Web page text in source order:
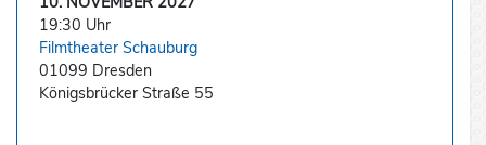
19:30 Uhr
Filmtheater Schauburg
01099 Dresden
Königsbrücker Straße 55